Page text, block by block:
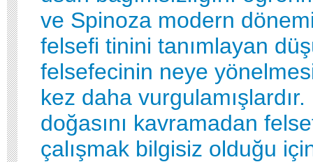
ve Spinoza modern
felsefi tinini tanımlayan
felsefecinin neye
kez daha
doğasını kavramadan
çalışmak bilgisiz olduğu